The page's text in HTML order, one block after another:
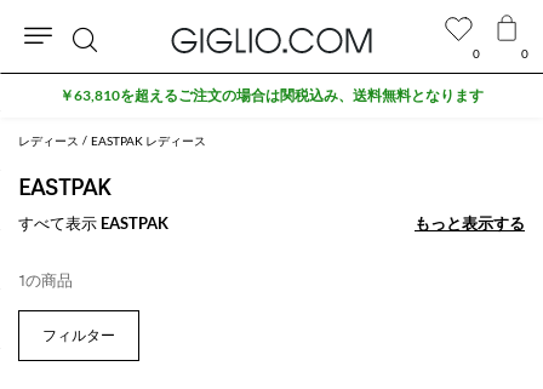
レディース EASTPAK レディース
EASTPAK
すべて表示 EASTPAK もっと表示する
もっと表示する
1の商品
0 0
検
索
￥63,810を超えるご注文の場合は関税込み、送料無料となります